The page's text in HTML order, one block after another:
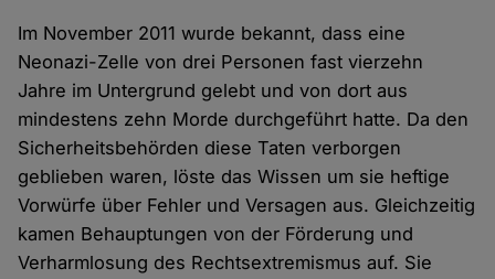
Im November 2011 wurde bekannt, dass eine
Neonazi-Zelle von drei Personen fast vierzehn
Jahre im Untergrund gelebt und von dort aus
mindestens zehn Morde durchgeführt hatte. Da den
Sicherheitsbehörden diese Taten verborgen
geblieben waren, löste das Wissen um sie heftige
Vorwürfe über Fehler und Versagen aus. Gleichzeitig
kamen Behauptungen von der Förderung und
Verharmlosung des Rechtsextremismus auf. Sie